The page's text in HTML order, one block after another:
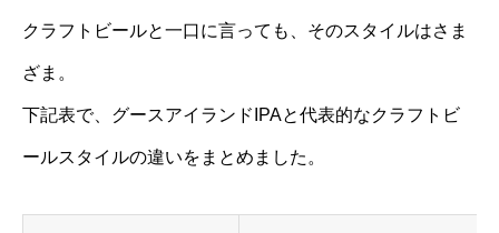
クラフトビールと一口に言っても、そのスタイルはさま
ざま。
下記表で、グースアイランドIPAと代表的なクラフトビ
ールスタイルの違いをまとめました。